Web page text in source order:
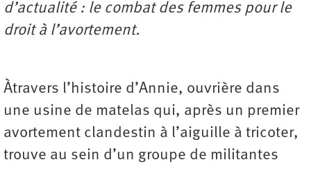
d’actualité : le combat des femmes pour le
droit à l’avortement.
Àtravers l’histoire d’Annie, ouvrière dans
une usine de matelas qui, après un premier
avortement clandestin à l’aiguille à tricoter,
trouve au sein d’un groupe de militantes